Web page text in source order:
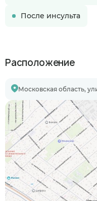
После инсульта
Расположение
Московская область,